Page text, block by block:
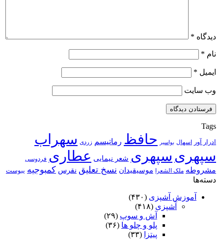
دیدگاه *
نام *
ایمیل *
وب‌ سایت
Tags
ادرار آور اسهال بواسیر حافظ رماتیسم زردی سهراب
سپهری سپهری شعر نیمایی عطاری فردوسی
مشروطه ملک الشعرا موسیقیدان نسخ تعلیق نقرس کمبوجیه یبوست
دسته‌ها
آموزش آشپزی (۴۳۰)
آشپزی (۴۱۸)
آش و سوپ (۲۹)
پلو و چلو ها (۳۶)
پیتزا
(۳۳)